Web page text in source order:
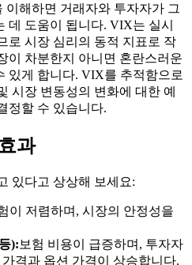
해하면 거래자와 투자자가 그
데 도움이 됩니다. VIX는 실시
로 시장 심리의 동적 지표로 작
이 차분한지 아니면 혼란스러운
있게 합니다. VIX를 추적함으로
시장 변동성의 변화에 대한 예
정할 수 있습니다.
과
있다고 상상해 보세요:
이 저렴하며, 시장의 안정성을
): 보험 비용이 급증하며, 투자자
격과 옵션 가격이 상승합니다.